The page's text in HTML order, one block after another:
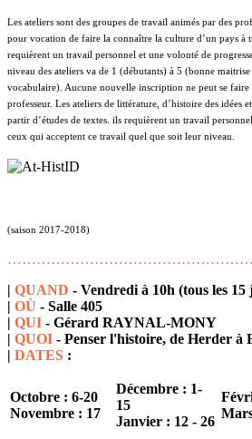
Les ateliers sont des groupes de travail animés par des
pour vocation de faire la connaître la culture d’un pays à
requièrent un travail personnel et une volonté de
niveau des ateliers va de 1 (débutants) à 5 (bonne
vocabulaire). Aucune nouvelle inscription ne peut se faire
professeur. Les ateliers de littérature, d’histoire des idées
partir d’études de textes. ils requièrent un travail
ceux qui acceptent ce travail quel que soit leur niveau.
(saison 2017-2018)
| QUAND - Vendredi à 10h (tous les 15
| OÙ - Salle 405
| QUI - Gérard RAYNAL-MONY
| QUOI - Penser l'histoire, de Herder à
| DATES :
Octobre : 6-20
Novembre : 17
Décembre : 1-
15
Janvier : 12 - 26